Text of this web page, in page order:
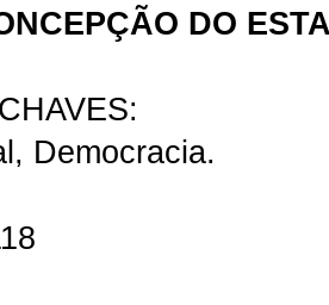
DO
Democracia.